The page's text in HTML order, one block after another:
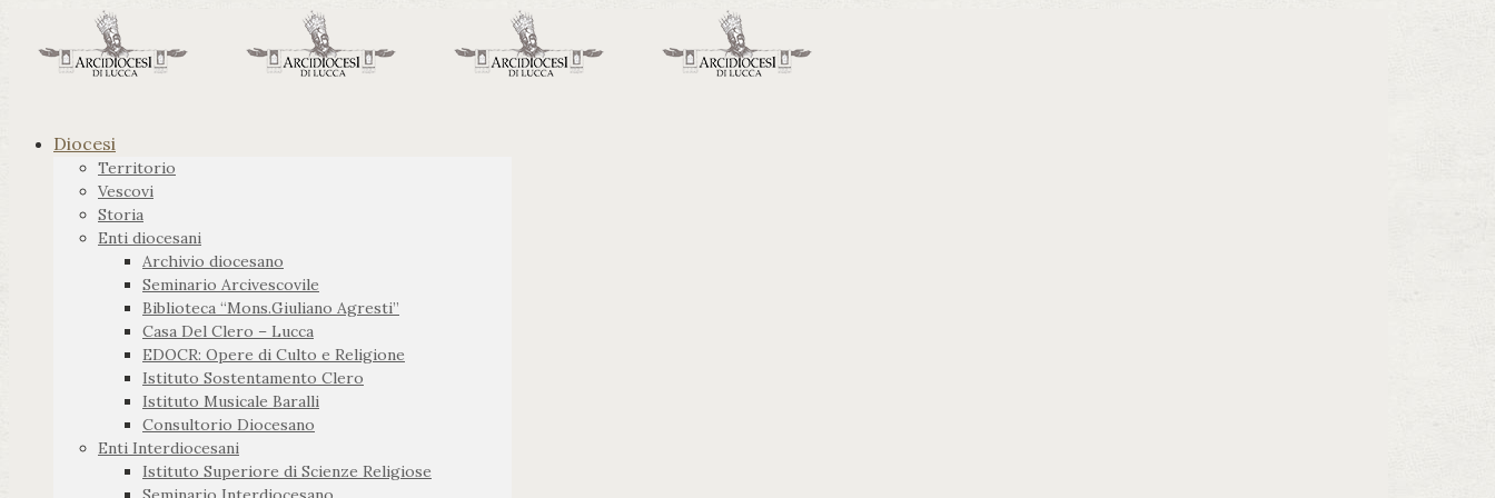
Diocesi
Territorio
Vescovi
Storia
Enti diocesani
Archivio diocesano
Seminario Arcivescovile
Biblioteca “Mons.Giuliano Agresti”
Casa Del Clero – Lucca
EDOCR: Opere di Culto e Religione
Istituto Sostentamento Clero
Istituto Musicale Baralli
Consultorio Diocesano
Enti Interdiocesani
Istituto Superiore di Scienze Religiose